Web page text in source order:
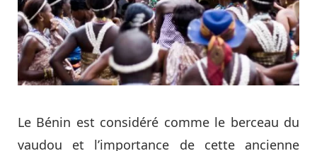
Le Bénin est considéré comme le berceau du
vaudou et l’importance de cette ancienne